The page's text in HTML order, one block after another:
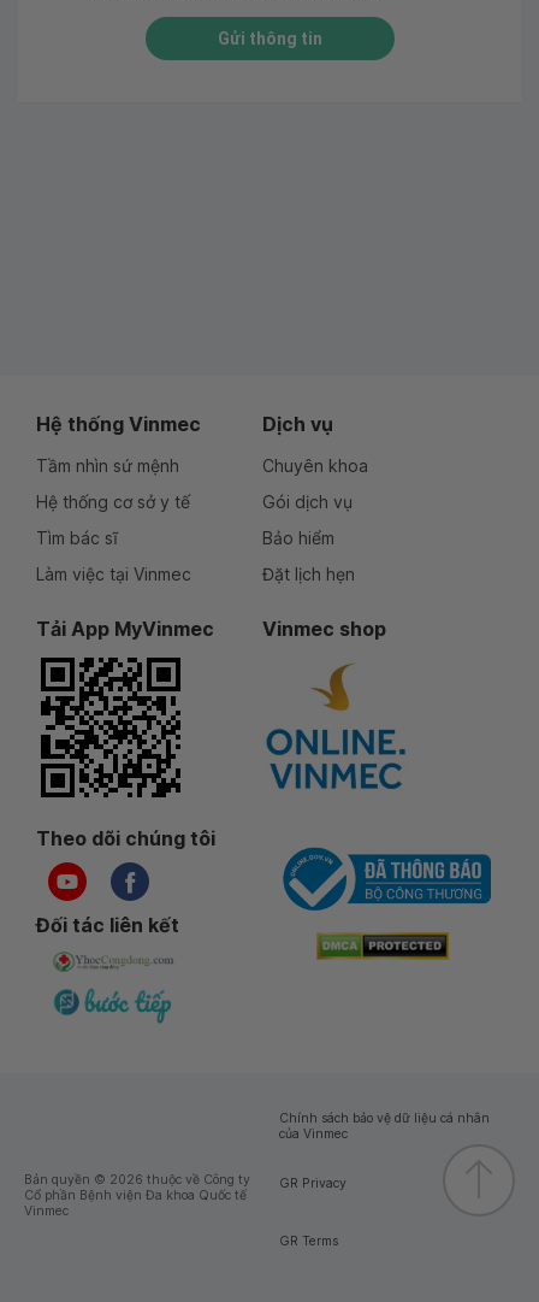
Gửi thông tin
Hệ thống Vinmec
Tầm nhìn sứ mệnh
Hệ thống cơ sở y tế
Tìm bác sĩ
Làm việc tại Vinmec
Dịch vụ
Chuyên khoa
Gói dịch vụ
Bảo hiểm
Đặt lịch hẹn
Tải App MyVinmec Vinmec shop
Theo dõi chúng tôi
Đối tác liên kết
Bản quyền © 2026 thuộc về Công ty
Cổ phần Bệnh viện Đa khoa Quốc tế
Vinmec
Chính sách bảo vệ dữ liệu cá nhân
của Vinmec
GR Privacy
GR Terms